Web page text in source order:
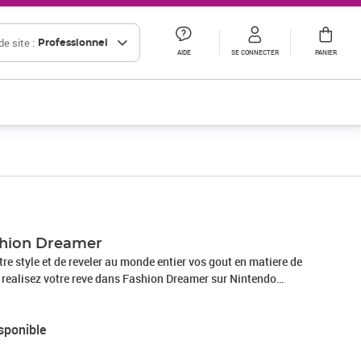
site : Professionnel
AIDE SE CONNECTER PANIER
Dreamer
style et de reveler au monde entier vos gout en matiere de
votre reve dans Fashion Dreamer sur Nintendo
le ou la prochain e influenceur se mode Mais avant cela il
perpetuelle de nouvelles inspirations. eblouissez les en